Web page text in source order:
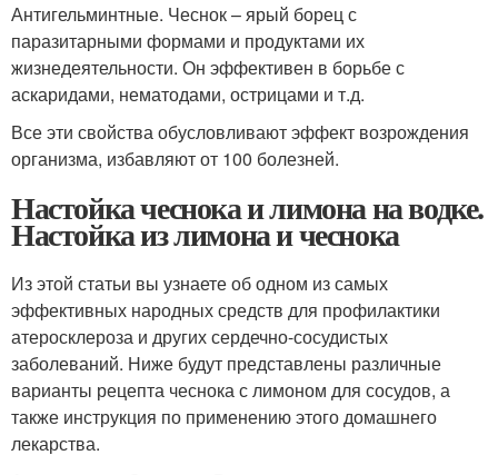
Антигельминтные. Чеснок – ярый борец с
паразитарными формами и продуктами их
жизнедеятельности. Он эффективен в борьбе с
аскаридами, нематодами, острицами и т.д.
Все эти свойства обусловливают эффект возрождения
организма, избавляют от 100 болезней.
Настойка чеснока и лимона на водке.
Настойка из лимона и чеснока
Из этой статьи вы узнаете об одном из самых
эффективных народных средств для профилактики
атеросклероза и других сердечно-сосудистых
заболеваний. Ниже будут представлены различные
варианты рецепта чеснока с лимоном для сосудов, а
также инструкция по применению этого домашнего
лекарства.